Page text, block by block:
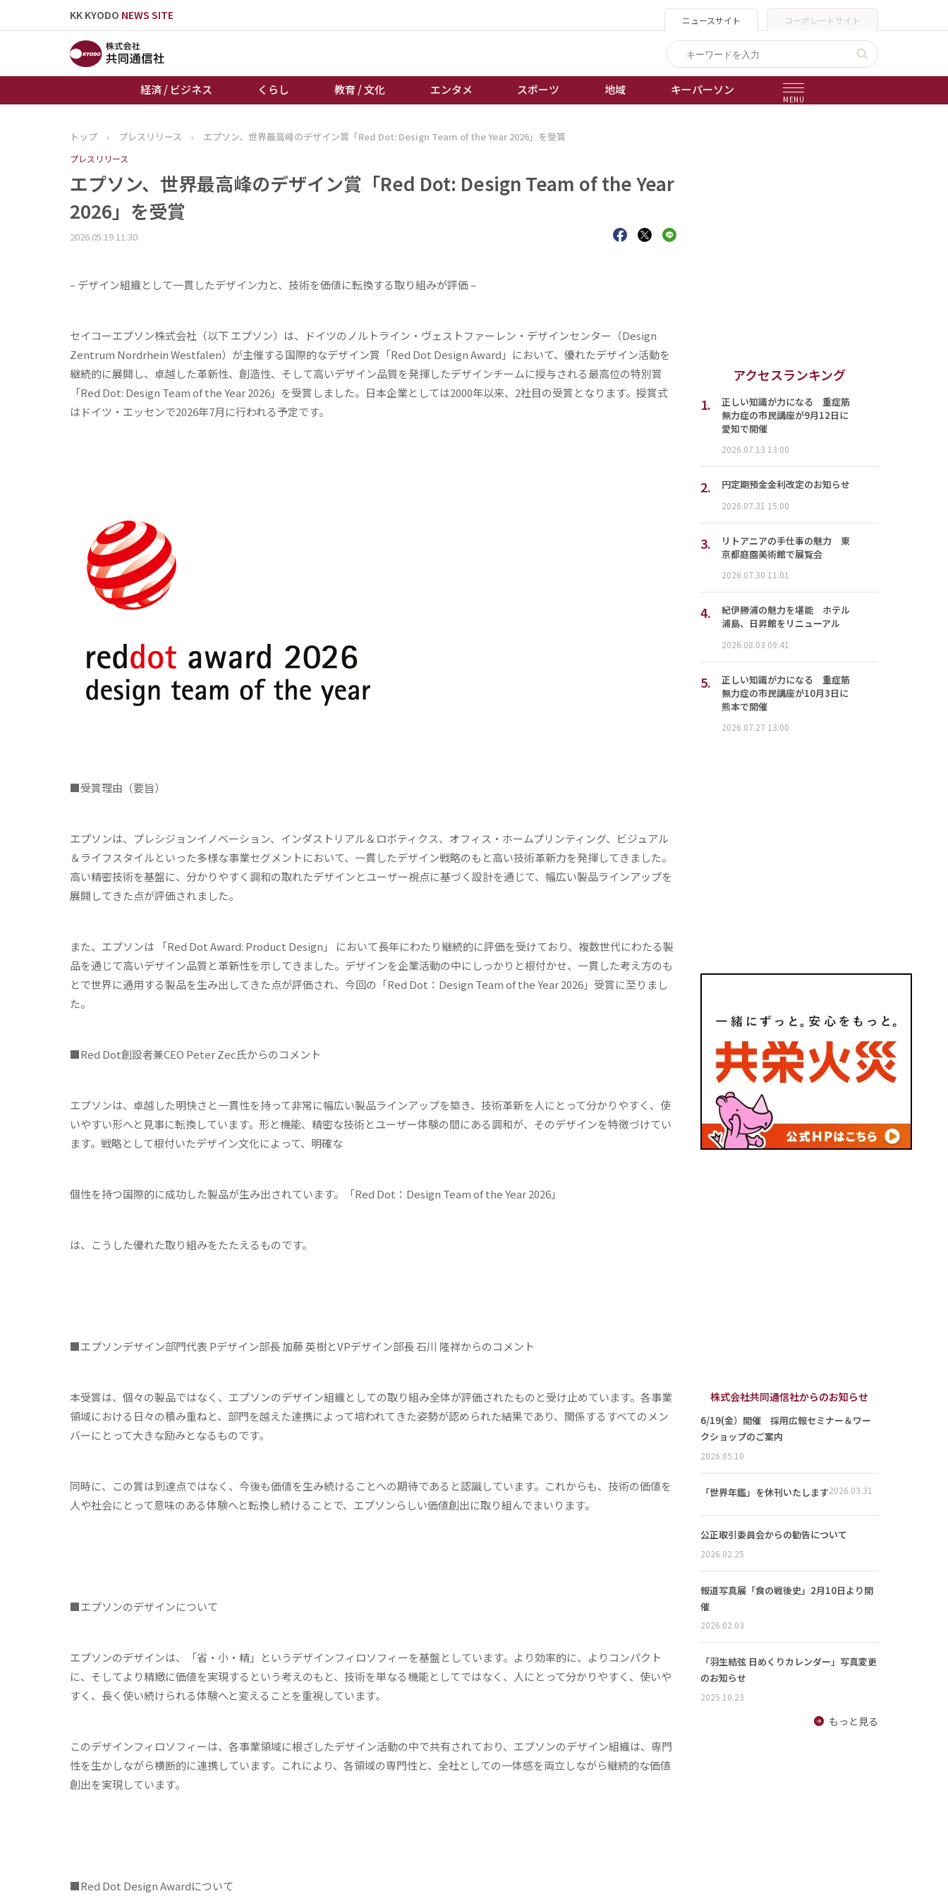
KK KYODO NEWS SITE ニュースサイト コーポレートサイト
経済 / ビジネス くらし 教育 / 文化 エンタメ スポーツ 地域 キーパーソン
MENU
トップページ
経済 / ビジネス
教育 / 文化
誰もが輝いて働く社会へ
オートレース
トップ › プレスリリース › エプソン、世界最高峰のデザイン賞「Red Dot: Design Team of the Year 2026」を受賞
プレスリリース
エプソン、世界最高峰のデザイン賞「Red Dot: Design Team of the Year
2026」を受賞
2026.05.19 11:30
– デザイン組織として一貫したデザイン力と、技術を価値に転換する取り組みが評価 –
セイコーエプソン株式会社（以下 エプソン）は、ドイツのノルトライン・ヴェストファーレン・デザインセンター（Design
Zentrum Nordrhein Westfalen）が主催する国際的なデザイン賞「Red Dot Design Award」において、優れたデザイン活動を
継続的に展開し、卓越した革新性、創造性、そして高いデザイン品質を発揮したデザインチームに授与される最高位の特別賞
「Red Dot: Design Team of the Year 2026」を受賞しました。日本企業としては2000年以来、2社目の受賞となります。授賞式
はドイツ・エッセンで2026年7月に行われる予定です。
■受賞理由（要旨）
エプソンは、プレシジョンイノベーション、インダストリアル＆ロボティクス、オフィス・ホームプリンティング、ビジュアル
＆ライフスタイルといった多様な事業セグメントにおいて、一貫したデザイン戦略のもと高い技術革新力を発揮してきました。
高い精密技術を基盤に、分かりやすく調和の取れたデザインとユーザー視点に基づく設計を通じて、幅広い製品ラインアップを
展開してきた点が評価されました。
また、エプソンは 「Red Dot Award: Product Design」 において長年にわたり継続的に評価を受けており、複数世代にわたる製
品を通じて高いデザイン品質と革新性を示してきました。デザインを企業活動の中にしっかりと根付かせ、一貫した考え方のも
とで世界に通用する製品を生み出してきた点が評価され、今回の「Red Dot：Design Team of the Year 2026」受賞に至りまし
た。
■Red Dot創設者兼CEO Peter Zec氏からのコメント
エプソンは、卓越した明快さと一貫性を持って非常に幅広い製品ラインアップを築き、技術革新を人にとって分かりやすく、使
いやすい形へと見事に転換しています。形と機能、精密な技術とユーザー体験の間にある調和が、そのデザインを特徴づけてい
ます。戦略として根付いたデザイン文化によって、明確な
個性を持つ国際的に成功した製品が生み出されています。「Red Dot：Design Team of the Year 2026」
は、こうした優れた取り組みをたたえるものです。
■エプソンデザイン部門代表 Pデザイン部長 加藤 英樹とVPデザイン部長 石川 隆祥からのコメント
本受賞は、個々の製品ではなく、エプソンのデザイン組織としての取り組み全体が評価されたものと受け止めています。各事業
領域における日々の積み重ねと、部門を越えた連携によって培われてきた姿勢が認められた結果であり、関係するすべてのメン
バーにとって大きな励みとなるものです。
同時に、この賞は到達点ではなく、今後も価値を生み続けることへの期待であると認識しています。これからも、技術の価値を
人や社会にとって意味のある体験へと転換し続けることで、エプソンらしい価値創出に取り組んでまいります。
■エプソンのデザインについて
エプソンのデザインは、「省・小・精」というデザインフィロソフィーを基盤としています。より効率的に、よりコンパクト
に、そしてより精緻に価値を実現するという考えのもと、技術を単なる機能としてではなく、人にとって分かりやすく、使いや
すく、長く使い続けられる体験へと変えることを重視しています。
このデザインフィロソフィーは、各事業領域に根ざしたデザイン活動の中で共有されており、エプソンのデザイン組織は、専門
性を生かしながら横断的に連携しています。これにより、各領域の専門性と、全社としての一体感を両立しながら継続的な価値
創出を実現しています。
■Red Dot Design Awardについて
アクセスランキング
1.
正しい知識が力になる 重症筋
無力症の市民講座が9月12日に
愛知で開催
2026.07.13 13:00
2. 円定期預金金利改定のお知らせ
2026.07.31 15:00
3.
リトアニアの手仕事の魅力 東
京都庭園美術館で展覧会
2026.07.30 11:01
4.
紀伊勝浦の魅力を堪能 ホテル
浦島、日昇館をリニューアル
2026.08.03 09:41
5.
正しい知識が力になる 重症筋
無力症の市民講座が10月3日に
熊本で開催
2026.07.27 13:00
株式会社共同通信社からのお知らせ
6/19(金）開催 採用広報セミナー＆ワー
クショップのご案内
2026.05.10
「世界年鑑」を休刊いたします2026.03.31
公正取引委員会からの勧告について
2026.02.25
報道写真展「食の戦後史」2月10日より開
催
2026.02.03
「羽生結弦 日めくりカレンダー」写真変更
のお知らせ
2025.10.23
もっと見る